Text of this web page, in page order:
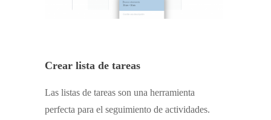
Crear lista de tareas
Las listas de tareas son una herramienta
perfecta para el seguimiento de actividades.